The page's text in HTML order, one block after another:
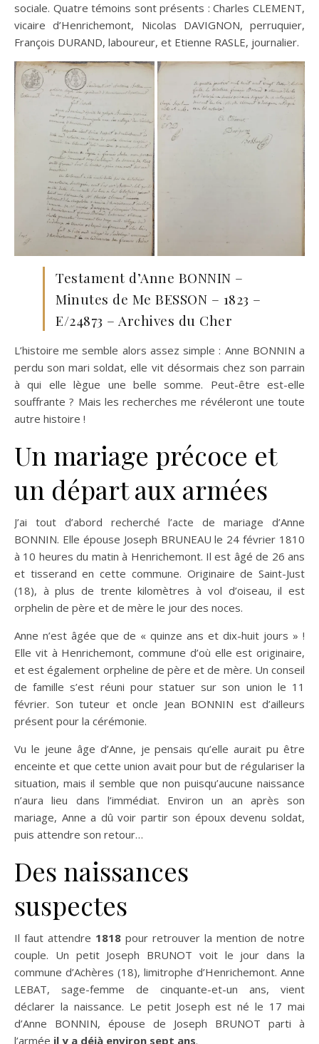
sociale. Quatre témoins sont présents : Charles CLEMENT,
vicaire d’Henrichemont, Nicolas DAVIGNON, perruquier,
François DURAND, laboureur, et Etienne RASLE, journalier.
Testament d’Anne BONNIN –
Minutes de Me BESSON – 1823 –
E/24873 – Archives du Cher
L’histoire me semble alors assez simple : Anne BONNIN a
perdu son mari soldat, elle vit désormais chez son parrain
à qui elle lègue une belle somme. Peut-être est-elle
souffrante ? Mais les recherches me révéleront une toute
autre histoire !
Un mariage précoce et
un départ aux armées
J’ai tout d’abord recherché l’acte de mariage d’Anne
BONNIN. Elle épouse Joseph BRUNEAU le 24 février 1810
à 10 heures du matin à Henrichemont. Il est âgé de 26 ans
et tisserand en cette commune. Originaire de Saint-Just
(18), à plus de trente kilomètres à vol d’oiseau, il est
orphelin de père et de mère le jour des noces.
Anne n’est âgée que de « quinze ans et dix-huit jours » !
Elle vit à Henrichemont, commune d’où elle est originaire,
et est également orpheline de père et de mère. Un conseil
de famille s’est réuni pour statuer sur son union le 11
février. Son tuteur et oncle Jean BONNIN est d’ailleurs
présent pour la cérémonie.
Vu le jeune âge d’Anne, je pensais qu’elle aurait pu être
enceinte et que cette union avait pour but de régulariser la
situation, mais il semble que non puisqu’aucune naissance
n’aura lieu dans l’immédiat. Environ un an après son
mariage, Anne a dû voir partir son époux devenu soldat,
puis attendre son retour…
Des naissances
suspectes
Il faut attendre 1818 pour retrouver la mention de notre
couple. Un petit Joseph BRUNOT voit le jour dans la
commune d’Achères (18), limitrophe d’Henrichemont. Anne
LEBAT, sage-femme de cinquante-et-un ans, vient
déclarer la naissance. Le petit Joseph est né le 17 mai
d’Anne BONNIN, épouse de Joseph BRUNOT parti à
l’armée il y a déjà environ sept ans.